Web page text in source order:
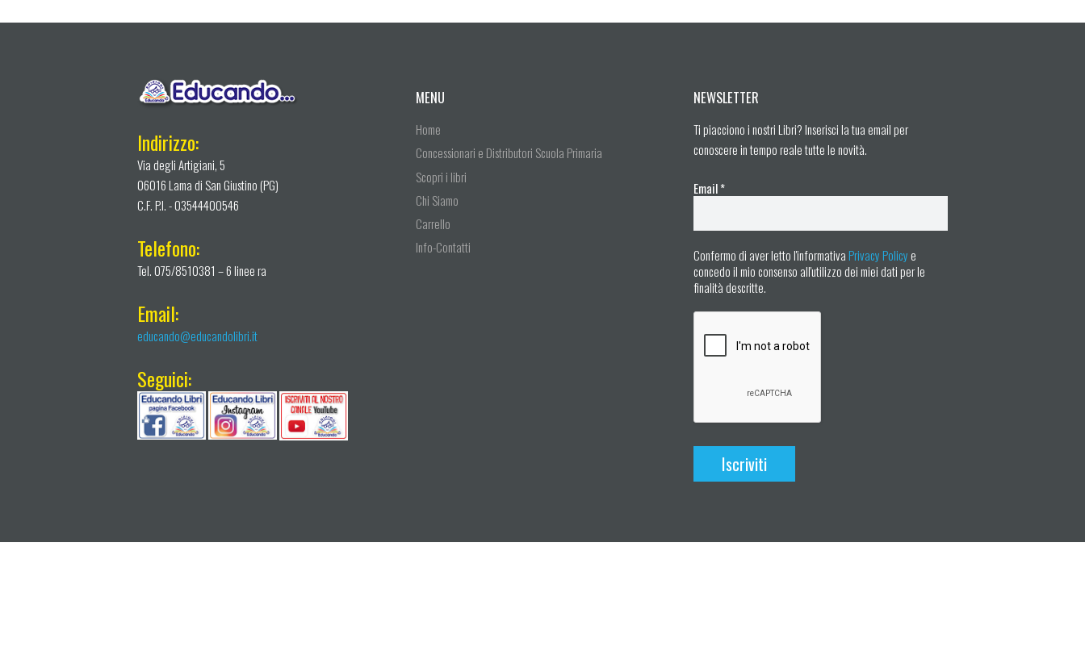
Indirizzo:
Via degli Artigiani, 5
06016 Lama di San Giustino (PG)
C.F. P.I. - 03544400546
Telefono:
Tel. 075/8510381 – 6 linee ra
Email:
educando@educandolibri.it
Seguici:
MENU
Home
Concessionari e Distributori Scuola Primaria
Scopri i libri
Chi Siamo
Carrello
Info-Contatti
NEWSLETTER
Ti piacciono i nostri Libri? Inserisci la tua email per
conoscere in tempo reale tutte le novità.
Email*
Confermo di aver letto l'informativa Privacy Policye
concedo il mio consenso all'utilizzo dei miei dati per le
finalità descritte.